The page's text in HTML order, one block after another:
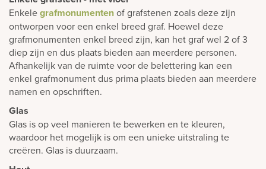
Enkelegrafmonumentenof grafstenen zoals deze zijn
ontworpen voor een enkel breed graf. Hoewel deze
grafmonumenten enkel breed zijn, kan het graf wel 2 of 3
diep zijn en dus plaats bieden aan meerdere personen.
Afhankelijk van de ruimte voor de belettering kan een
enkel grafmonument dus prima plaats bieden aan meerdere
namen en opschriften.
Glas
Glas is op veel manieren te bewerken en te kleuren,
waardoor het mogelijk is om een unieke uitstraling te
creëren. Glas is duurzaam.